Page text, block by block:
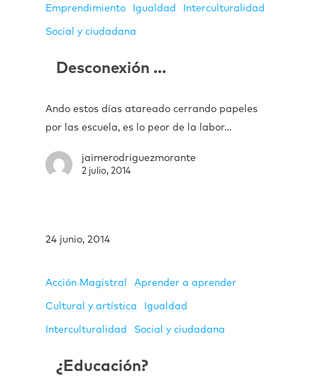
Emprendimiento Igualdad Interculturalidad
Social y ciudadana
Desconexión …
Ando estos días atareado cerrando papeles
por las escuela, es lo peor de la labor…
jaimerodriguezmorante
2 julio, 2014
24 junio, 2014
Acción Magistral Aprender a aprender
Cultural y artística Igualdad
Interculturalidad Social y ciudadana
¿Educación?